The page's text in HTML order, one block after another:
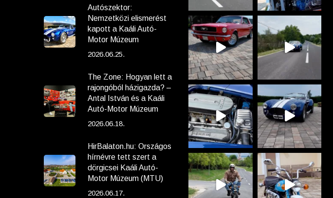
Autószektor:
Nemzetközi elismerést
kapott a Kaáli Autó-
Motor Múzeum
2026.06.25.
The Zone: Hogyan lett a
rajongóból házigazda? –
Antal István és a Kaáli
Autó-Motor Múzeum
2026.06.18.
HirBalaton.hu: Országos
hírnévre tett szert a
dörgicsei Kaáli Autó-
Motor Múzeum (MTU)
2026.06.17.